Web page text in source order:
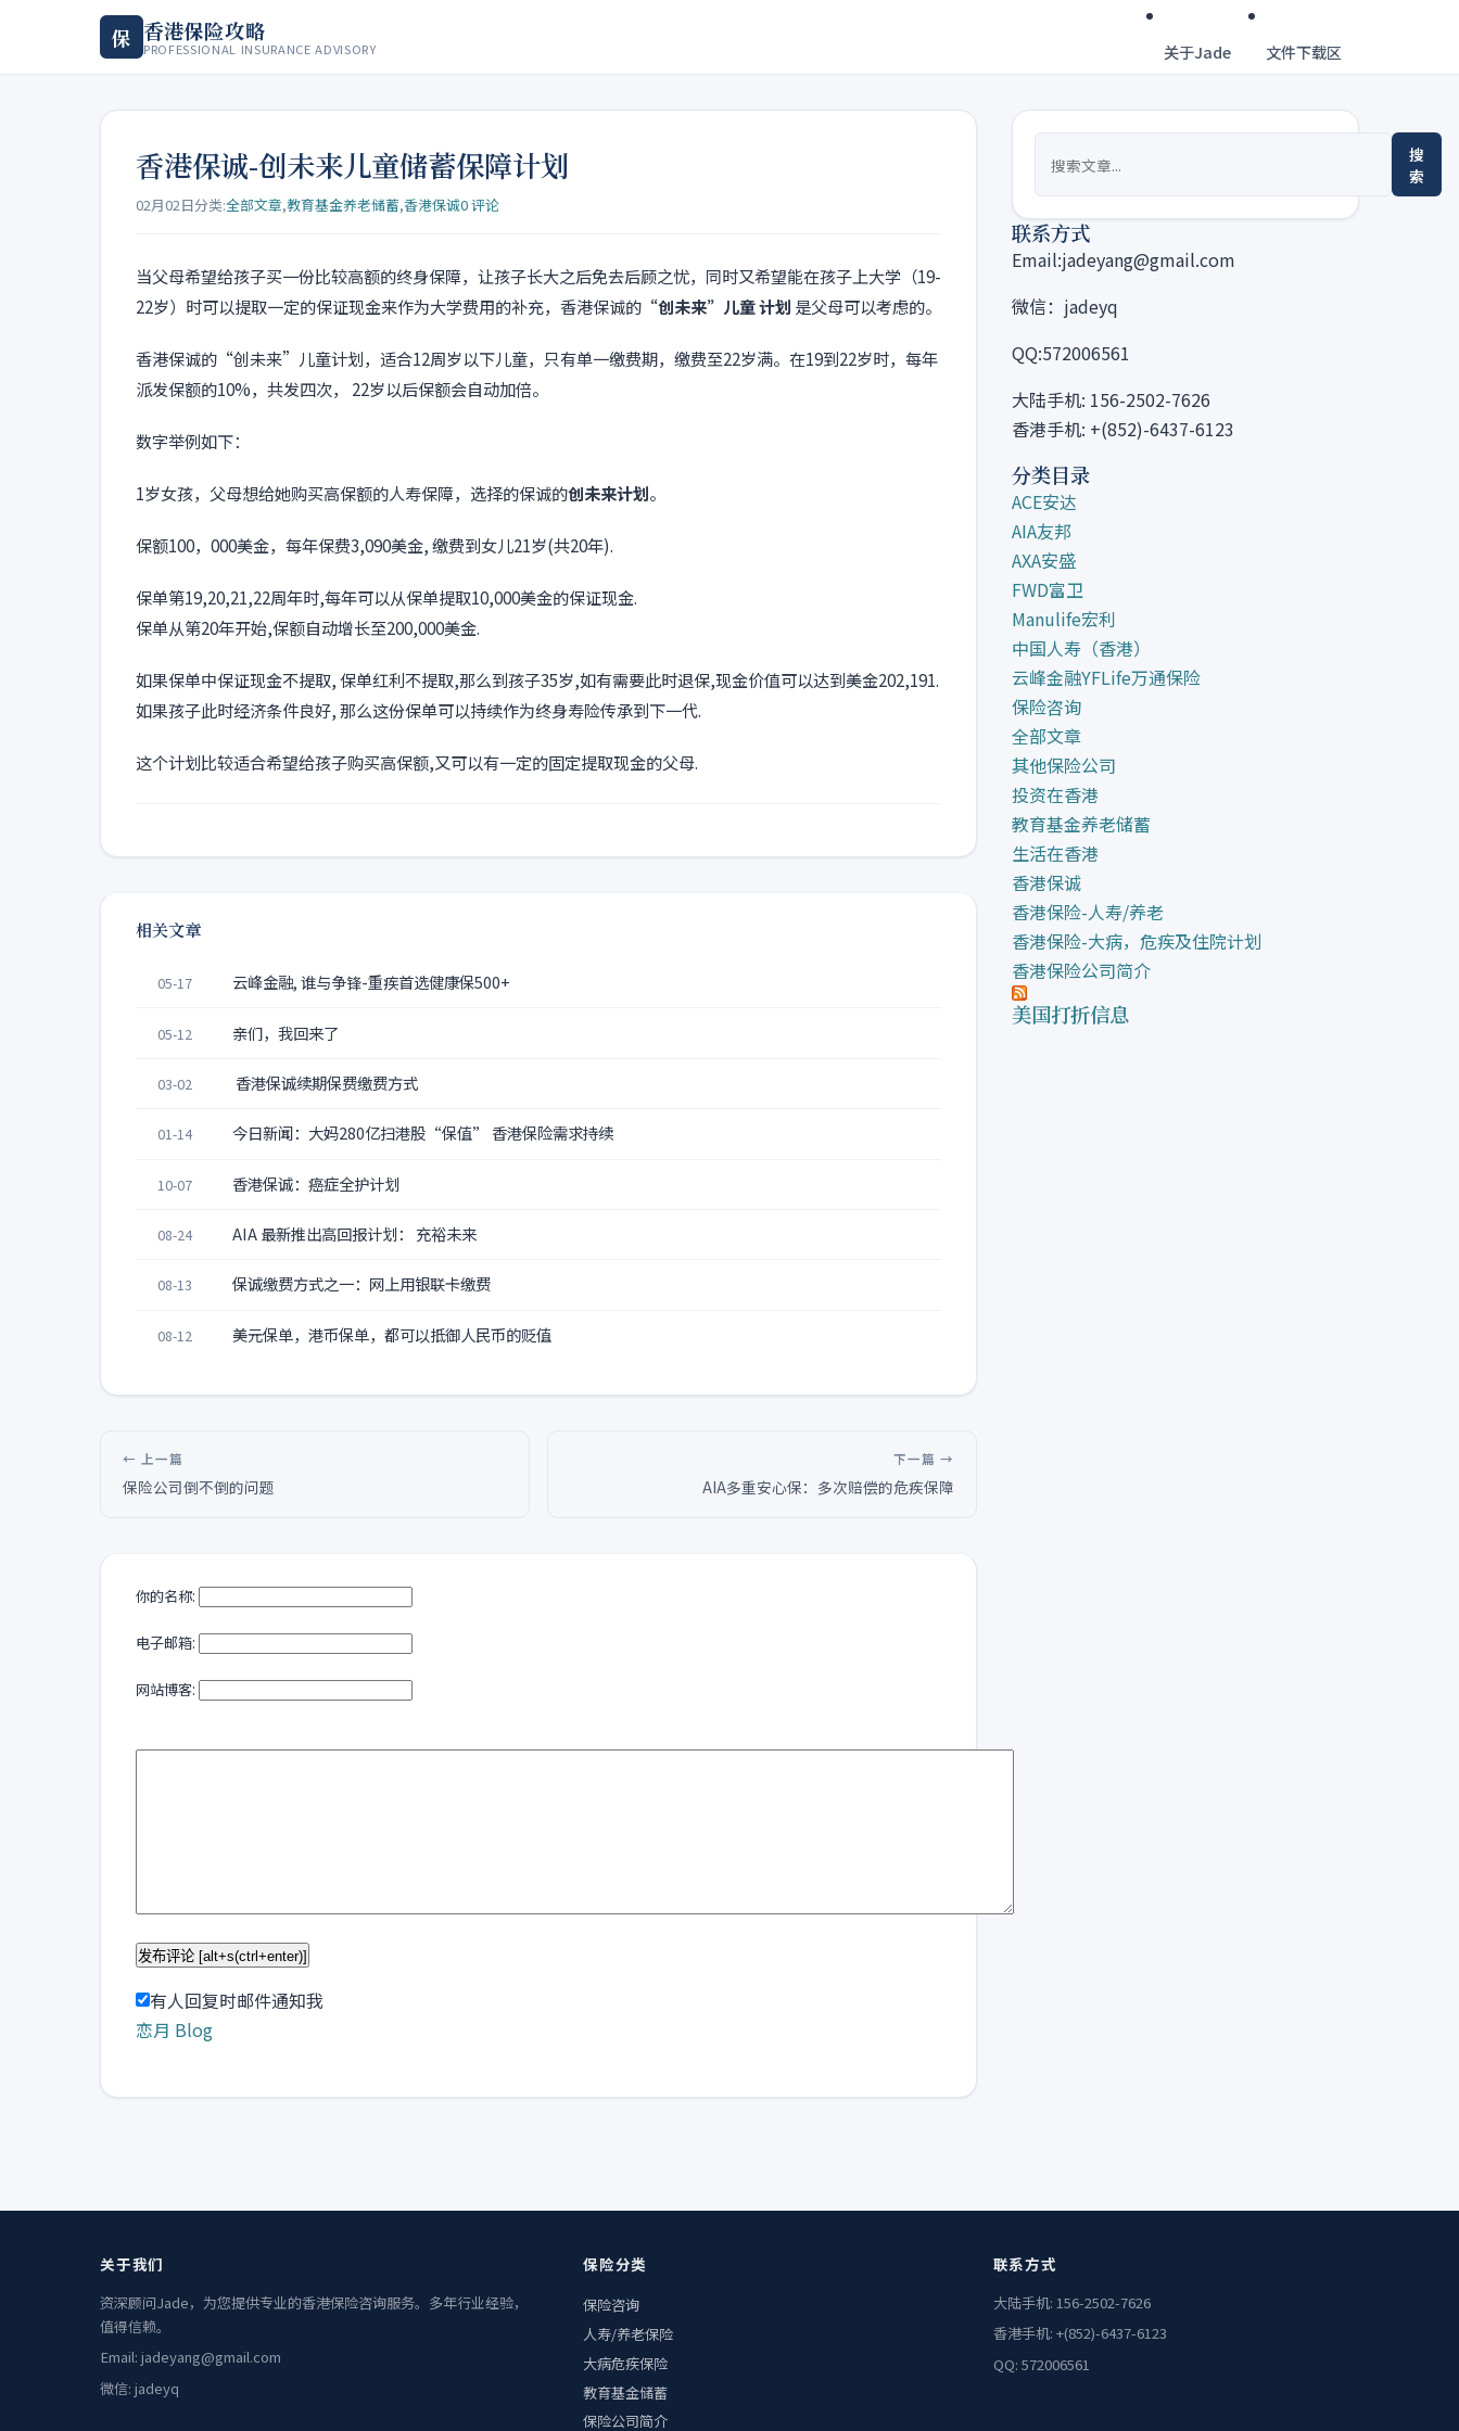
保 香港保险攻略
PROFESSIONAL INSURANCE ADVISORY 关于Jade 文件下载区
香港保诚-创未来儿童储蓄保障计划
02月02日分类:全部文章,教育基金养老储蓄,香港保诚0 评论
当父母希望给孩子买一份比较高额的终身保障，让孩子长大之后免去后顾之忧，同时又希望能在孩子上大学（19-
22岁）时可以提取一定的保证现金来作为大学费用的补充，香港保诚的 “创未来”儿童 计划 是父母可以考虑的。
香港保诚的“创未来”儿童计划，适合12周岁以下儿童，只有单一缴费期，缴费至22岁满。在19到22岁时，每年
派发保额的10%，共发四次， 22岁以后保额会自动加倍。
数字举例如下：
1岁女孩，父母想给她购买高保额的人寿保障，选择的保诚的创未来计划。
保额100，000美金，每年保费3,090美金, 缴费到女儿21岁(共20年).
保单第19,20,21,22周年时,每年可以从保单提取10,000美金的保证现金.
保单从第20年开始,保额自动增长至200,000美金.
如果保单中保证现金不提取, 保单红利不提取,那么到孩子35岁,如有需要此时退保,现金价值可以达到美金202,191.
如果孩子此时经济条件良好, 那么这份保单可以持续作为终身寿险传承到下一代.
这个计划比较适合希望给孩子购买高保额,又可以有一定的固定提取现金的父母.
相关文章
05-17 云峰金融, 谁与争锋-重疾首选健康保500+
05-12 亲们，我回来了
03-02 香港保诚续期保费缴费方式
01-14 今日新闻：大妈280亿扫港股“保值” 香港保险需求持续
10-07 香港保诚：癌症全护计划
08-24 AIA 最新推出高回报计划： 充裕未来
08-13 保诚缴费方式之一：网上用银联卡缴费
08-12 美元保单，港币保单，都可以抵御人民币的贬值
← 上一篇
保险公司倒不倒的问题
下一篇 →
AIA多重安心保：多次赔偿的危疾保障
你的名称:
电子邮箱:
网站博客:
有人回复时邮件通知我
恋月 Blog
搜
索
联系方式
Email:jadeyang@gmail.com
微信：jadeyq
QQ:572006561
大陆手机: 156-2502-7626
香港手机: +(852)-6437-6123
分类目录
ACE安达
AIA友邦
AXA安盛
FWD富卫
Manulife宏利
中国人寿（香港）
云峰金融YFLife万通保险
保险咨询
全部文章
其他保险公司
投资在香港
教育基金养老储蓄
生活在香港
香港保诚
香港保险-人寿/养老
香港保险-大病，危疾及住院计划
香港保险公司简介
美国打折信息
关于我们
资深顾问Jade，为您提供专业的香港保险咨询服务。多年行业经验，
值得信赖。
Email: jadeyang@gmail.com
微信: jadeyq
保险分类
保险咨询
人寿/养老保险
大病危疾保险
教育基金储蓄
保险公司简介
联系方式
大陆手机: 156-2502-7626
香港手机: +(852)-6437-6123
QQ: 572006561